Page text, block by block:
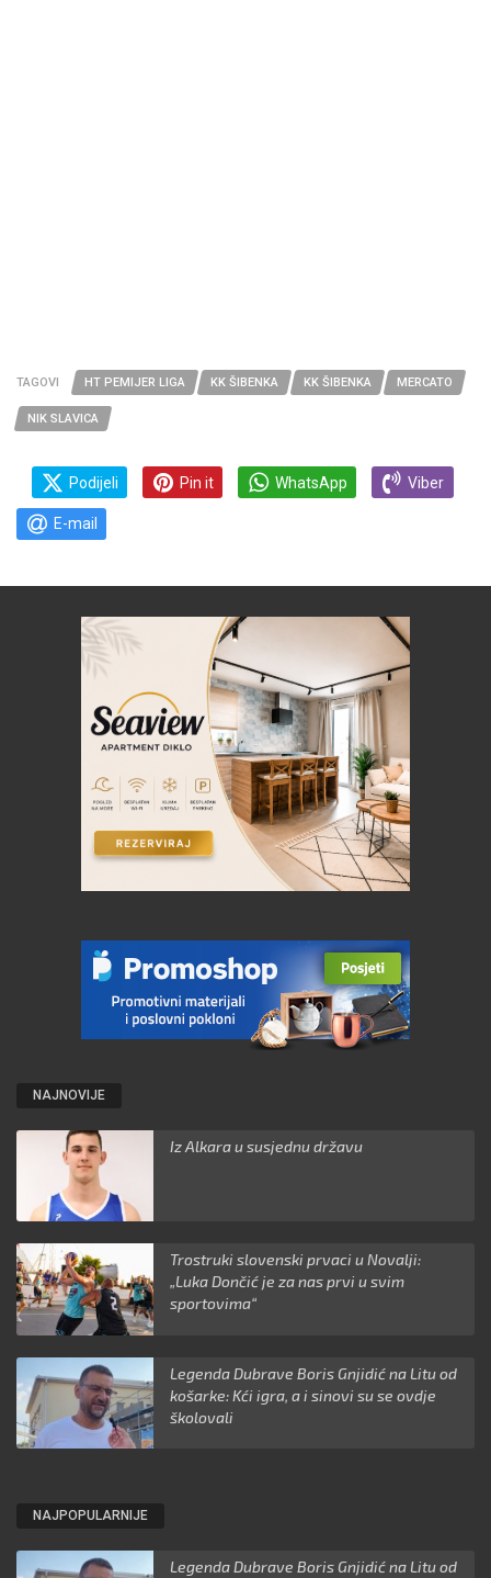
TAGOVI HT PEMIJER LIGA KK ŠIBENKA KK ŠIBENKA MERCATO
NIK SLAVICA
Podijeli Pin it WhatsApp Viber
E-mail
NAJNOVIJE
Iz Alkara u susjednu državu
Trostruki slovenski prvaci u Novalji:
„Luka Dončić je za nas prvi u svim
sportovima“
Legenda Dubrave Boris Gnjidić na Litu od
košarke: Kći igra, a i sinovi su se ovdje
školovali
NAJPOPULARNIJE
Legenda Dubrave Boris Gnjidić na Litu od